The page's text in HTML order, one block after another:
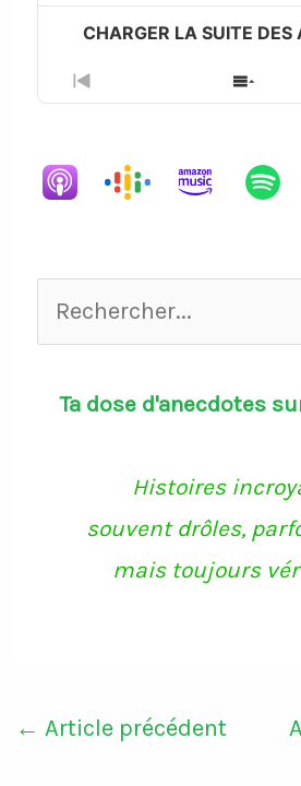
Previous
Episode
Show
Rechercher...
Ta dose d'anecdotes
Histoires
souvent drôles,
mais toujours
← Article précédent